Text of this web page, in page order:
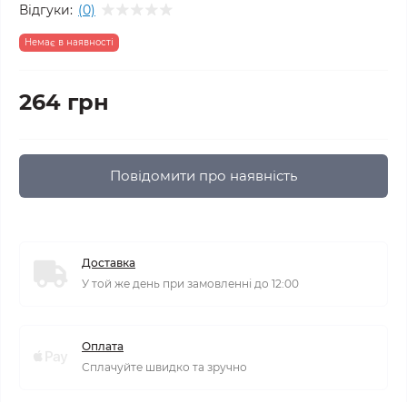
Відгуки: (0)
Немає в наявності
264 грн
Повідомити про наявність
Доставка
У той же день при замовленні до 12:00
Оплата
Сплачуйте швидко та зручно